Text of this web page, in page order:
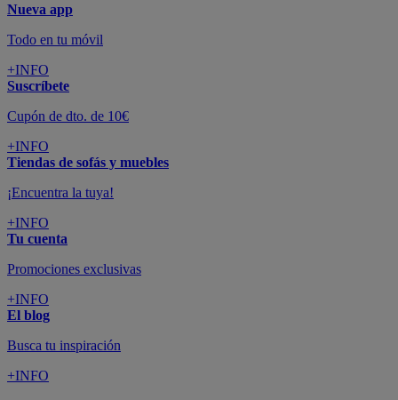
Nueva app
Todo en tu móvil
+INFO
Suscríbete
Cupón de dto. de 10€
+INFO
Tiendas de sofás y muebles
¡Encuentra la tuya!
+INFO
Tu cuenta
Promociones exclusivas
+INFO
El blog
Busca tu inspiración
+INFO